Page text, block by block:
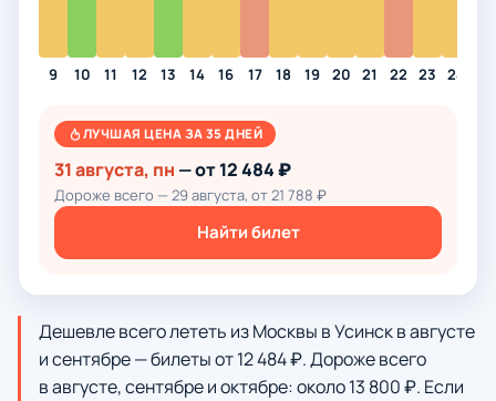
9 10 11 12 13 14 16 17 18 19 20 21 22 23 24
ЛУЧШАЯ ЦЕНА ЗА 35 ДНЕЙ
31 августа, пн — от 12 484 ₽
Дороже всего — 29 августа, от 21 788 ₽
Найти билет
Дешевле всего лететь из Москвы в Усинск в августе
и сентябре — билеты от 12 484 ₽. Дороже всего
в августе, сентябре и октябре: около 13 800 ₽. Если